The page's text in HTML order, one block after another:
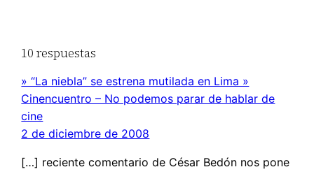
10 respuestas
» “La niebla” se estrena mutilada en Lima »
Cinencuentro – No podemos parar de hablar de
cine
2 de diciembre de 2008
[…] reciente comentario de César Bedón nos pone